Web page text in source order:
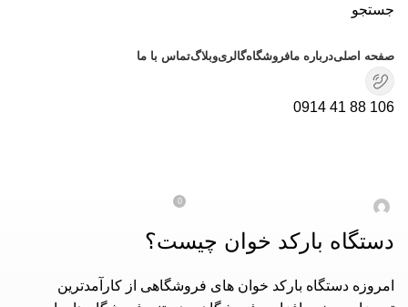
جستجو
صفحه اصلیدرباره مافروشگاهگالریوبلاگتماس با ما
106 88 41 0914
0
دستگاه بارکد خوان چیست؟
امروزه دستگاه بارکد خوان های فروشگاهی از کارآمدترین